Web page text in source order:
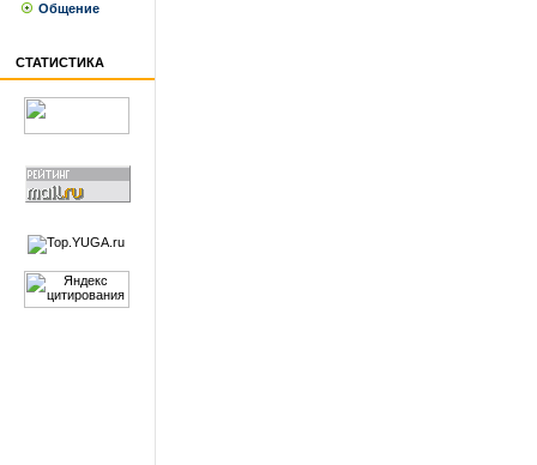
Общение
СТАТИСТИКА